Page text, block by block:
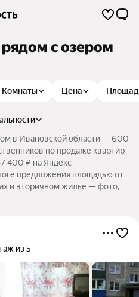
рядом с озером
Комнаты Цена
в Ивановской области — 600
по продаже квартир
400 ₽ на Яндекс
предложения площадью от
и вторичном жилье — фото,
из 5